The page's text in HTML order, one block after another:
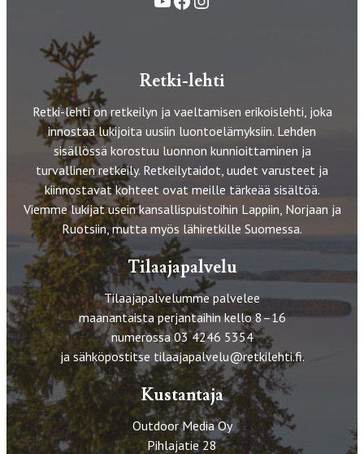
Retki-lehti
Retki-lehti on retkeilyn ja vaeltamisen erikoislehti, joka
innostaa lukijoita uusiin luontoelämyksiin. Lehden
sisällössä korostuu luonnon kunnioittaminen ja
turvallinen retkeily. Retkeilytaidot, uudet varusteet ja
kiinnostavat kohteet ovat meille tärkeää sisältöä.
Viemme lukijat usein kansallispuistoihin Lappiin, Norjaan ja
Ruotsiin, mutta myös lähiretkille Suomessa.
Tilaajapalvelu
Tilaajapalvelumme palvelee
maanantaista perjantaihin kello 8–16
numerossa 03 4246 5354
ja sähköpostitse tilaajapalvelu@retkilehti.fi.
Kustantaja
Outdoor Media Oy
Pihlajatie 28